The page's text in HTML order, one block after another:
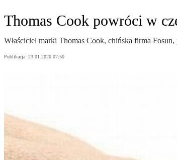
Thomas Cook powróci w
Właściciel marki Thomas Cook, chińska firma
Publikacja: 23.01.2020 07:50